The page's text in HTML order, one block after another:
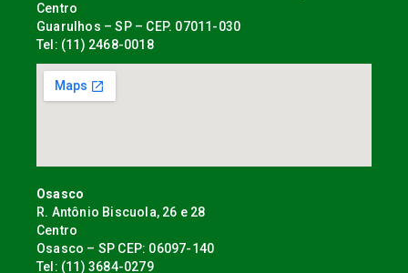
Centro
Guarulhos – SP – CEP. 07011-030
Tel: (11) 2468-0018
Osasco
R. Antônio Biscuola, 26 e 28
Centro
Osasco – SP CEP: 06097-140
Tel: (11) 3684-0279